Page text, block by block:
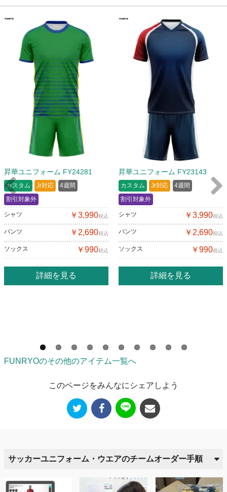
昇華ユニフォーム FY24281
カスタム Jr対応
4週間
割引対象外
シャツ ￥3,990税込
パンツ ￥2,690税込
ソックス ￥990税込
詳細を見る
昇華ユニフォーム FY23143
カスタム Jr対応
4週間
割引対象外
シャツ ￥3,990税込
パンツ ￥2,690税込
ソックス ￥990税込
詳細を見る
Previous
FUNRYOのその他のアイテム一覧へ
このページをみんなにシェアしよう
サッカーユニフォーム・ウエアのチームオーダー手順